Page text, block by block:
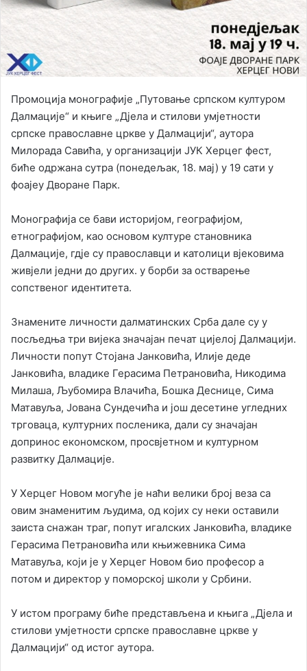
Промоција монографије „Путовање српском културом
Далмације“ и књиге „Дјела и стилови умјетности
српске православне цркве у Далмацији“, аутора
Милорада Савића, у организацији ЈУК Херцег фест,
биће одржана сутра (понедељак, 18. мај) у 19 сати у
фоајеу Дворане Парк.
Монографија се бави историјом, географијом,
етнографијом, као основом културе становника
Далмације, гдје су православци и католици вјековима
живјели једни до других. у борби за остварење
сопственог идентитета.
Знамените личности далматинских Срба дале су у
посљедња три вијека значајан печат цијелој Далмацији.
Личности попут Стојана Јанковића, Илије деде
Јанковића, владике Герасима Петрановића, Никодима
Милаша, Љубомира Влачића, Бошка Деснице, Сима
Матавуља, Јована Сундечића и још десетине угледних
трговаца, културних посленика, дали су значајан
допринос економском, просвјетном и културном
развитку Далмације.
У Херцег Новом могуће је наћи велики број веза са
овим знаменитим људима, од којих су неки оставили
заиста снажан траг, попут игалских Јанковића, владике
Герасима Петрановића или књижевника Сима
Матавуља, који је у Херцег Новом био професор а
потом и директор у поморској школи у Србини.
У истом програму биће представљена и књига „Дјела и
стилови умјетности српске православне цркве у
Далмацији“ од истог аутора.